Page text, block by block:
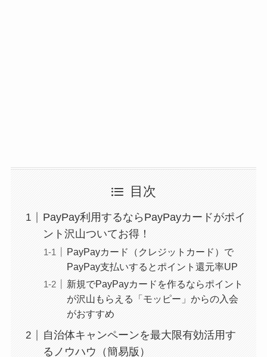
目次
PayPay利用するならPayPayカードがポイ
ント沢山ついてお得！
PayPayカード（クレジットカード）で
PayPay支払いするとポイント還元率UP
新規でPayPayカードを作るならポイント
が沢山もらえる「モッピー」からの入会
がおすすめ
自治体キャンペーンを最大限有効活用す
るノウハウ（簡易版）